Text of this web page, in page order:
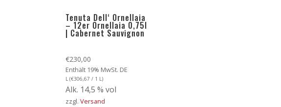
Tenuta Dell‘ Ornellaia
– 12er Ornellaia 0,75l
| Cabernet Sauvignon
€230,00
Enthält 19% MwSt. DE
L (€306,67 / 1 L)
Alk. 14,5 % vol
zzgl.Versand